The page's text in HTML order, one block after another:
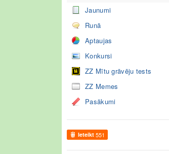
Jaunumi
Runā
Aptaujas
Konkursi
ZZ Mītu grāvēju tests
ZZ Memes
Pasākumi
Ieteikt 551